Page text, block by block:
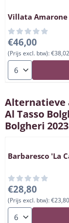
Villata Amarone
Prijs: 46,00,
€46,00
(Prijs excl. btw):€38,02
Aantal kiezen
Alternatieve
Al Tasso
Bolgheri
Barbaresco 'La
Prijs: 28,80,
€28,80
(Prijs excl. btw):€23,80
Aantal kiezen